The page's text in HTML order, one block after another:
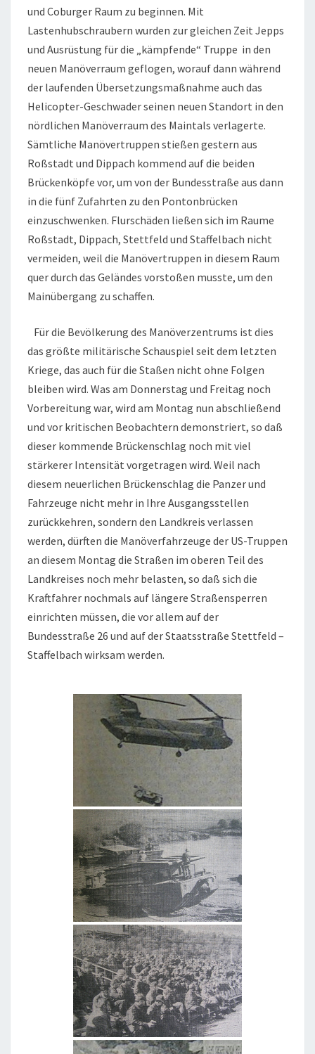
und Coburger Raum zu beginnen. Mit
Lastenhubschraubern wurden zur gleichen Zeit Jepps
und Ausrüstung für die „kämpfende“ Truppe in den
neuen Manöverraum geflogen, worauf dann während
der laufenden Übersetzungsmaßnahme auch das
Helicopter-Geschwader seinen neuen Standort in den
nördlichen Manöverraum des Maintals verlagerte.
Sämtliche Manövertruppen stießen gestern aus
Roßstadt und Dippach kommend auf die beiden
Brückenköpfe vor, um von der Bundesstraße aus dann
in die fünf Zufahrten zu den Pontonbrücken
einzuschwenken. Flurschäden ließen sich im Raume
Roßstadt, Dippach, Stettfeld und Staffelbach nicht
vermeiden, weil die Manövertruppen in diesem Raum
quer durch das Geländes vorstoßen musste, um den
Mainübergang zu schaffen.
Für die Bevölkerung des Manöverzentrums ist dies
das größte militärische Schauspiel seit dem letzten
Kriege, das auch für die Staßen nicht ohne Folgen
bleiben wird. Was am Donnerstag und Freitag noch
Vorbereitung war, wird am Montag nun abschließend
und vor kritischen Beobachtern demonstriert, so daß
dieser kommende Brückenschlag noch mit viel
stärkerer Intensität vorgetragen wird. Weil nach
diesem neuerlichen Brückenschlag die Panzer und
Fahrzeuge nicht mehr in Ihre Ausgangsstellen
zurückkehren, sondern den Landkreis verlassen
werden, dürften die Manöverfahrzeuge der US-Truppen
an diesem Montag die Straßen im oberen Teil des
Landkreises noch mehr belasten, so daß sich die
Kraftfahrer nochmals auf längere Straßensperren
einrichten müssen, die vor allem auf der
Bundesstraße 26 und auf der Staatsstraße Stettfeld –
Staffelbach wirksam werden.